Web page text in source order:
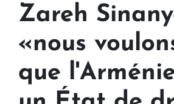
Zareh
«nous
que